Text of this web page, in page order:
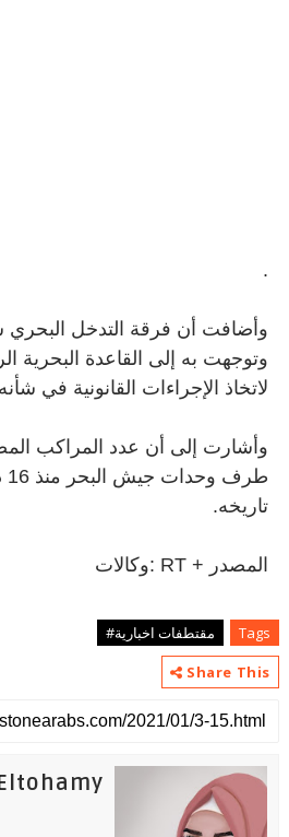
.
وأضافت أن فرقة التدخل
وتوجهت به إلى القاعدة البحرية
لاتخاذ الإجراءات القانونية في شأنه
وأشارت إلى أن عدد المراكب
تاريخه.
المصدر : RT +وكالات
Tags
مقتطفات اخبارية#
Share This